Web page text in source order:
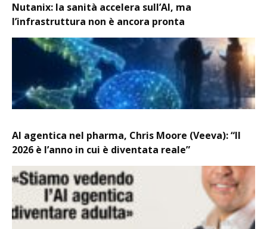
Nutanix: la sanità accelera sull’AI, ma
l’infrastruttura non è ancora pronta
AI agentica nel pharma, Chris Moore (Veeva): “Il
2026 è l’anno in cui è diventata reale”